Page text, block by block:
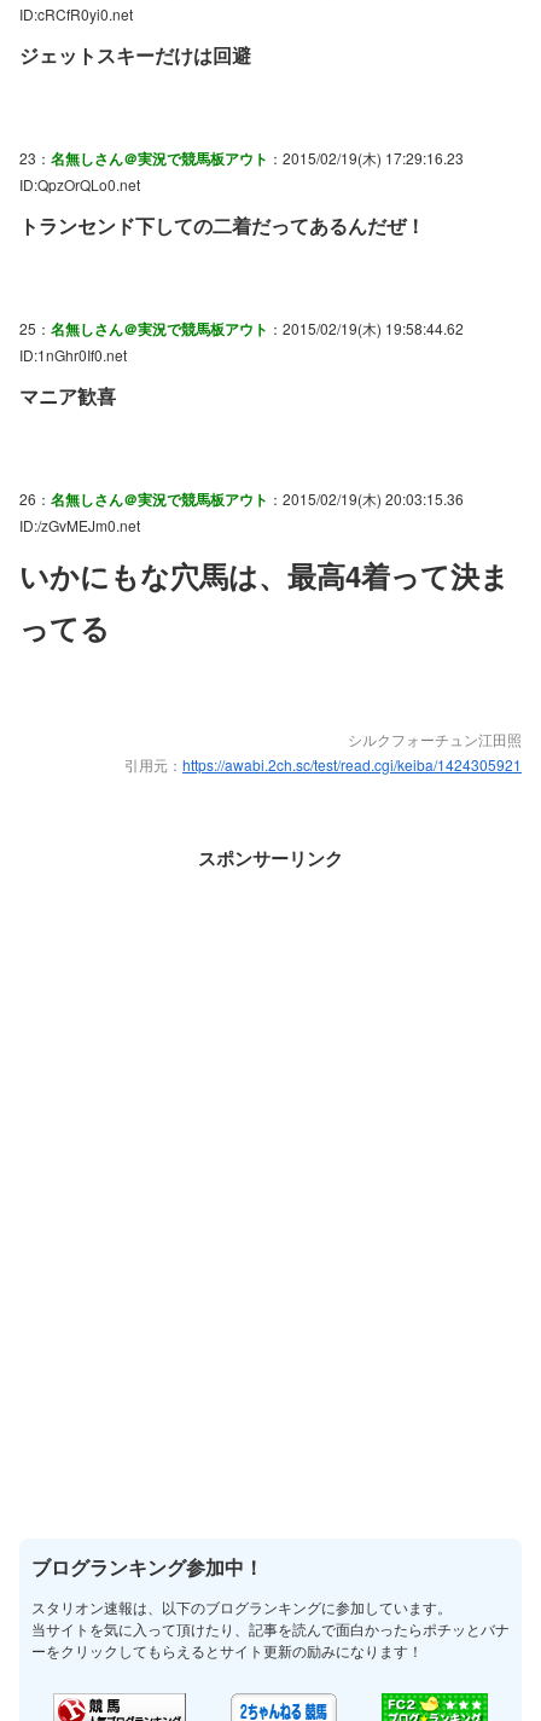
ID:cRCfR0yi0.net
ジェットスキーだけは回避
23： 名無しさん＠実況で競馬板アウト ：2015/02/19(木) 17:29:16.23
ID:QpzOrQLo0.net
トランセンド下しての二着だってあるんだぜ！
25： 名無しさん＠実況で競馬板アウト ：2015/02/19(木) 19:58:44.62
ID:1nGhr0If0.net
マニア歓喜
26： 名無しさん＠実況で競馬板アウト ：2015/02/19(木) 20:03:15.36
ID:/zGvMEJm0.net
いかにもな穴馬は、最高4着って決ま
ってる
シルクフォーチュン江田照
引用元： https://awabi.2ch.sc/test/read.cgi/keiba/1424305921
スポンサーリンク
ブログランキング参加中！
スタリオン速報は、以下のブログランキングに参加しています。
当サイトを気に入って頂けたり、記事を読んで面白かったらポチッとバナ
ーをクリックしてもらえるとサイト更新の励みになります！